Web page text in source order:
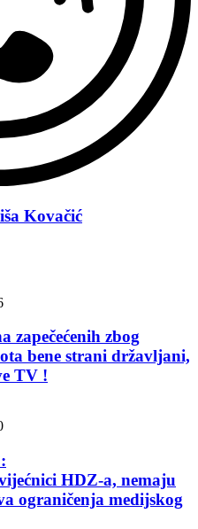
Kovačić
zapečećenih zbog
bene strani državljani,
TV !
HDZ-a, nemaju
ograničenja medijskog